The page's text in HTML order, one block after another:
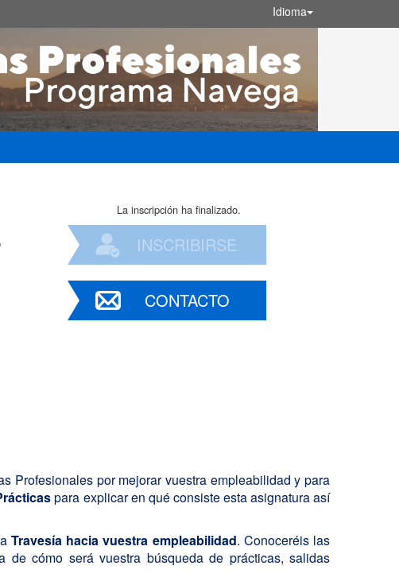
Idioma
La inscripción ha finalizado.
INSCRIBIRSE
CONTACTO
Profesionales por mejorar vuestra empleabilidad y para
para explicar en qué consiste esta asignatura así
Travesía hacia vuestra empleabilidad. Conoceréis las
de cómo será vuestra búsqueda de prácticas, salidas